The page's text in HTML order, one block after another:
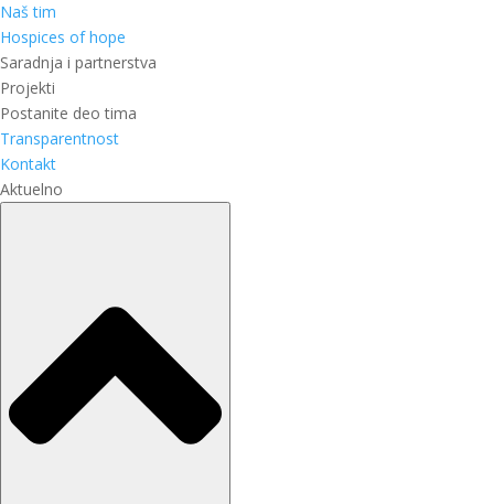
Naš tim
Hospices of hope
Saradnja i partnerstva
Projekti
Postanite deo tima
Transparentnost
Kontakt
Aktuelno